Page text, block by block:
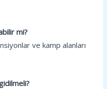
mi?
ve kamp alanları